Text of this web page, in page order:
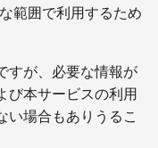
範囲で利用するため
すが、必要な情報が
び本サービスの利用
い場合もありうるこ